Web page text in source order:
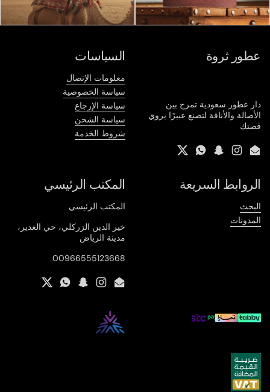
عطور ثروة
دار عطور سعودية تمزج بين
الأصالة والأناقة لتصنع عبيرًا يروي
قصتك
Email
Instagram
Snapchat
WhatsApp
Twitter
السياسات
معلومات الإتصال
سياسة الخصوصية
سياسة الإرجاع
سياسة الشحن
شروط الخدمة
الروابط السريعة
البحث
المدونات
المكتب الرئيسي
المكتب الرئيسي
خير الدين الزركلي، حي الغدير،
مدينة الرياض
00966555123668
Email
Instagram
Snapchat
WhatsApp
Twitter